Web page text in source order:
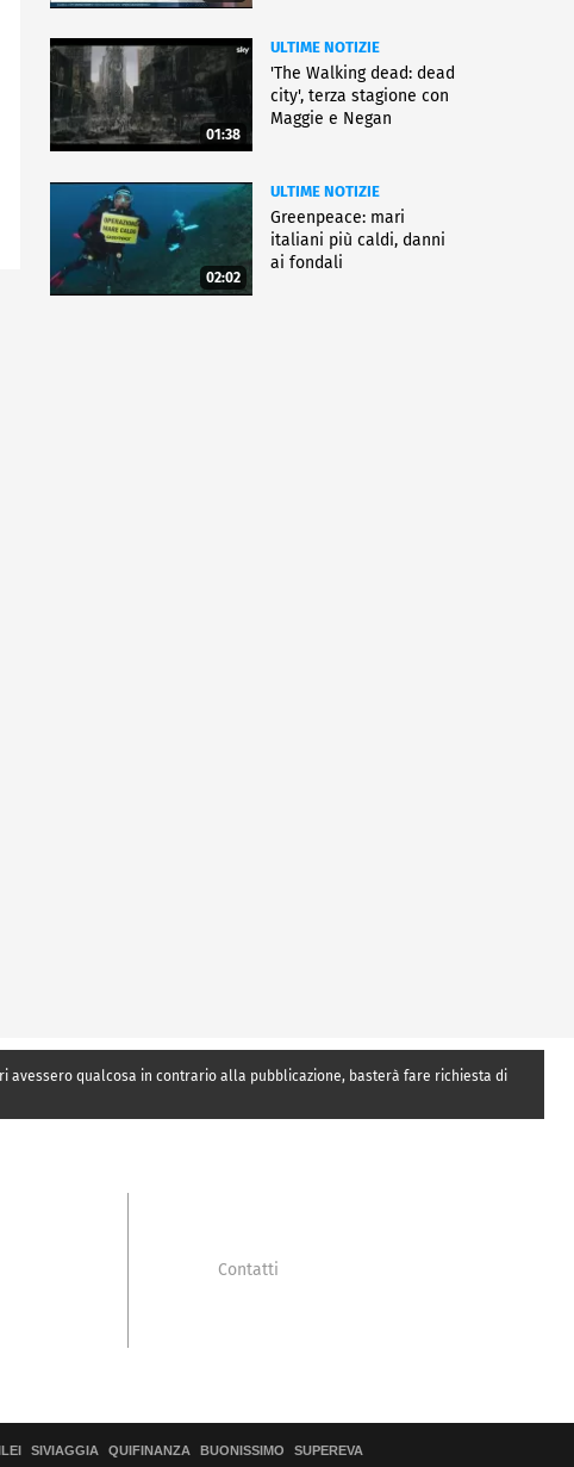
01:38
ULTIME NOTIZIE
'The Walking dead: dead
city', terza stagione con
Maggie e Negan
02:02
ULTIME NOTIZIE
Greenpeace: mari
italiani più caldi, danni
ai fondali
avessero qualcosa in contrario alla pubblicazione, basterà fare richiesta di
Contatti
SIVIAGGIA QUIFINANZA BUONISSIMO SUPEREVA